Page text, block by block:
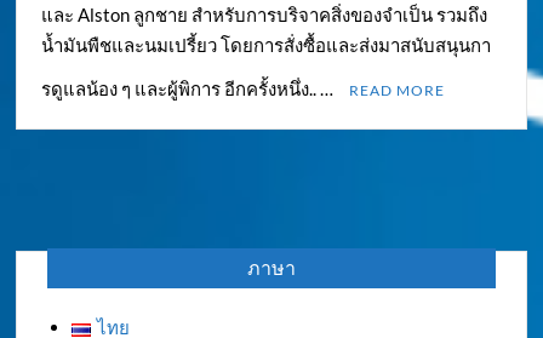
และ Alston ลูกชาย สำหรับการบริจาคสิ่งของจำเป็น รวมถึง
น้ำมันพืชและนมเปรี้ยว โดยการสั่งซื้อและส่งมาสนับสนุนกา
รดูแลน้อง ๆ และผู้พิการ อีกครั้งหนึ่ง.. …
READ MORE
ภาษา
ไทย